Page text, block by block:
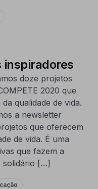
inspiradores
doze projetos
2020 que
qualidade de vida.
a newsletter
que oferecem
de vida. É uma
que fazem a
solidário […]